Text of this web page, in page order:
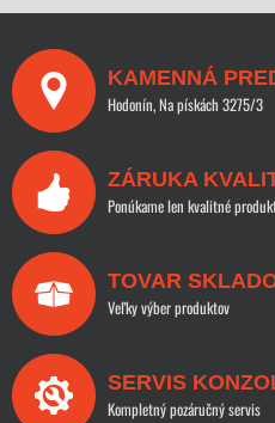
KAMENNÁ
Hodonín, Na pískách 3275/3
ZÁRUKA
Ponúkame len kvalitné
TOVAR
Veľky výber produktov
SERVIS
Kompletný pozáručný servis